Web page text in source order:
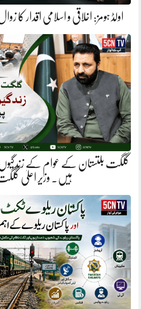
اولڈ ہومز: اخلاقی و اسلامی اقدار
گلگت بلتستان کے عوام کے زندگیوں
ہیں. وزیر اعلیٰ